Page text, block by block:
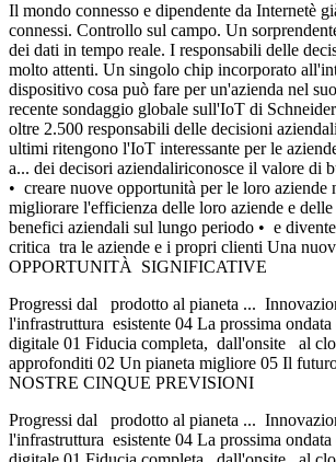
Il mondo connesso e dipendente da Internetè
connessi. Controllo sul campo. Un
dei dati in tempo reale. I responsabili delle
molto attenti. Un singolo chip incorporato
dispositivo cosa può fare per un'azienda nel
recente sondaggio globale sull'IoT di
oltre 2.500 responsabili delle decisioni
ultimi ritengono l'IoT interessante per le
a... dei decisori aziendaliriconosce il valore di
• creare nuove opportunità per le loro aziende
migliorare l'efficienza delle loro aziende e
benefici aziendali sul lungo periodo • e
critica tra le aziende e i propri clienti Una
OPPORTUNITÀ SIGNIFICATIVE
Progressi dal prodotto al pianeta ...
l'infrastruttura esistente 04 La prossima
digitale 01 Fiducia completa, dall'onsite al
approfonditi 02 Un pianeta migliore 05 Il
NOSTRE CINQUE PREVISIONI
Progressi dal prodotto al pianeta ...
l'infrastruttura esistente 04 La prossima